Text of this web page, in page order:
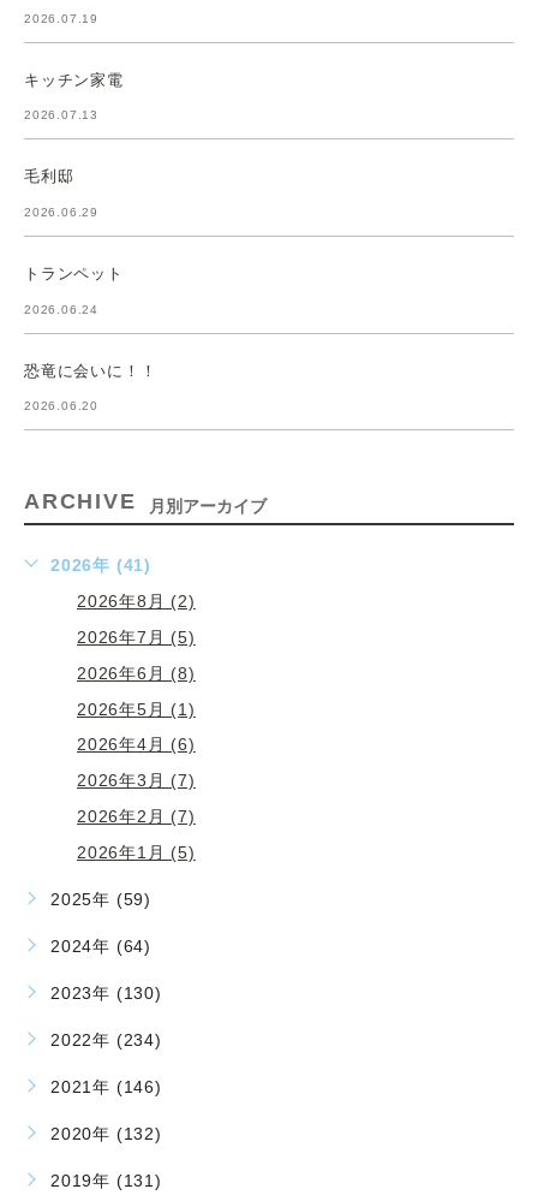
2026.07.19
キッチン家電
2026.07.13
毛利邸
2026.06.29
トランペット
2026.06.24
恐竜に会いに！！
2026.06.20
ARCHIVE 月別アーカイブ
2026年 (41)
2026年8月 (2)
2026年7月 (5)
2026年6月 (8)
2026年5月 (1)
2026年4月 (6)
2026年3月 (7)
2026年2月 (7)
2026年1月 (5)
2025年 (59)
2024年 (64)
2023年 (130)
2022年 (234)
2021年 (146)
2020年 (132)
2019年 (131)